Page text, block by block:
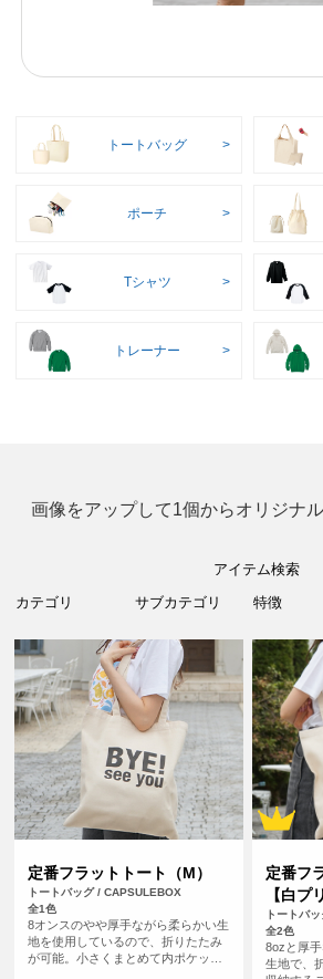
トートバッグ
ポーチ
Tシャツ
トレーナー
画像をアップして1個からオリジナ
アイテム検索
定番フラットトート（M）
トートバッグ / CAPSULEBOX
全1色
8オンスのやや厚手ながら柔らかい生
地を使用しているので、折りたたみ
が可能。小さくまとめて内ポケット
定番フ
【白プ
トートバ
全2色
8ozと厚
生地で、